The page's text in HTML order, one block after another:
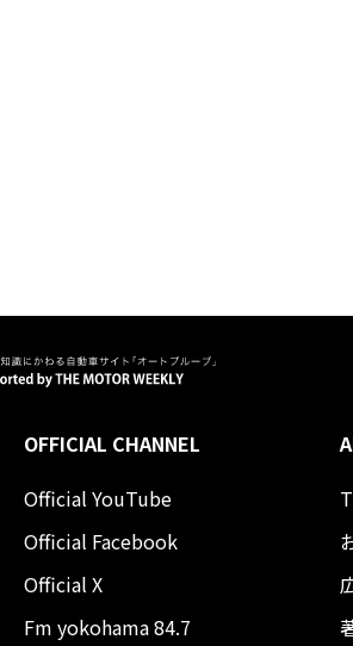
OFFICIAL CHANNEL
Official YouTube
Official Facebook
Official X
Fm yokohama 84.7